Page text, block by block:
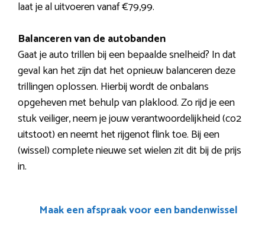
laat je al uitvoeren vanaf €79,99.
Balanceren van de autobanden
Gaat je auto trillen bij een bepaalde snelheid? In dat
geval kan het zijn dat het opnieuw balanceren deze
trillingen oplossen. Hierbij wordt de onbalans
opgeheven met behulp van plaklood. Zo rijd je een
stuk veiliger, neem je jouw verantwoordelijkheid (co2
uitstoot) en neemt het rijgenot flink toe. Bij een
(wissel) complete nieuwe set wielen zit dit bij de prijs
in.
Maak een afspraak voor een bandenwissel